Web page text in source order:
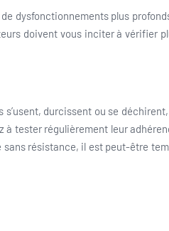
dysfonctionnements plus
doivent vous inciter à vérifier
durcissent ou se
à tester régulièrement leur
résistance, il est peut-être